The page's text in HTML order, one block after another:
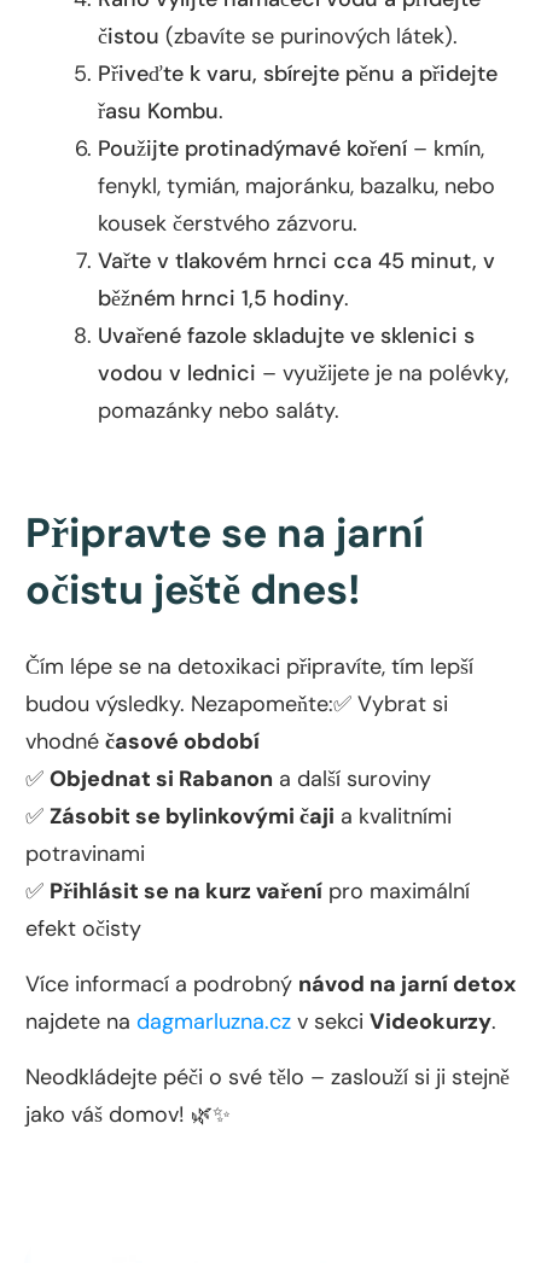
čistou (zbavíte se purinových látek).
Přiveďte k varu, sbírejte pěnu a přidejte
řasu Kombu.
Použijte protinadýmavé koření – kmín,
fenykl, tymián, majoránku, bazalku, nebo
kousek čerstvého zázvoru.
Vařte v tlakovém hrnci cca 45 minut, v
běžném hrnci 1,5 hodiny.
Uvařené fazole skladujte ve sklenici s
vodou v lednici – využijete je na polévky,
pomazánky nebo saláty.
Připravte se na jarní
očistu ještě dnes!
Čím lépe se na detoxikaci připravíte, tím lepší
budou výsledky. Nezapomeňte:✅ Vybrat si
vhodné časové období
✅ Objednat si Rabanon a další suroviny
✅ Zásobit se bylinkovými čaji a kvalitními
potravinami
✅ Přihlásit se na kurz vaření pro maximální
efekt očisty
Více informací a podrobný návod na jarní detox
najdete na dagmarluzna.cz v sekci Videokurzy.
Neodkládejte péči o své tělo – zaslouží si ji stejně
jako váš domov! 🌿✨